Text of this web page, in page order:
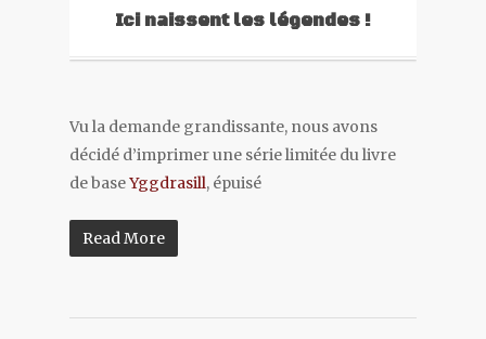
Ici naissent les légendes !
Vu la demande grandissante, nous avons
décidé d’imprimer une série limitée du livre
de baseYggdrasill, épuisé
Read More